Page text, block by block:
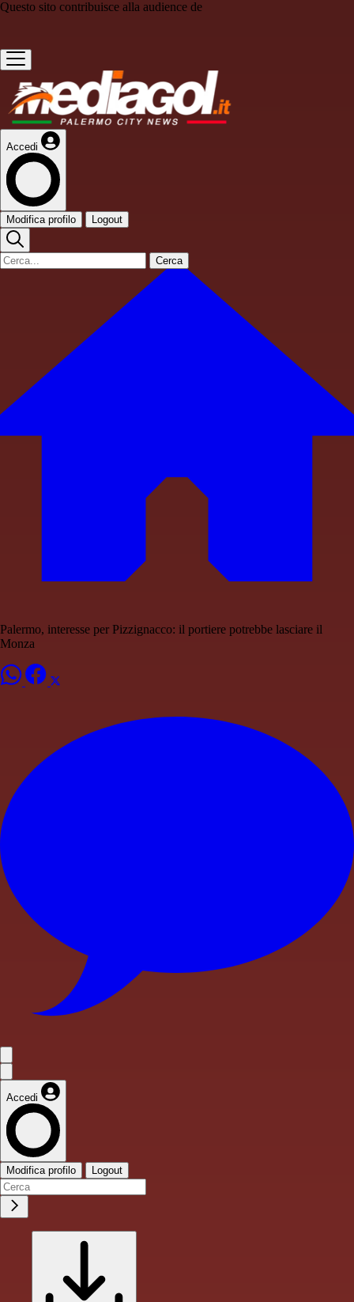
Questo sito contribuisce alla audience de
Accedi
Modifica profilo Logout
Cerca
Palermo, interesse per Pizzignacco: il portiere potrebbe lasciare il
Monza
Accedi
Modifica profilo Logout